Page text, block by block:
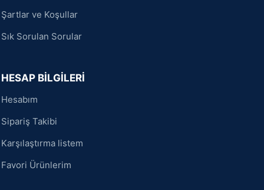
Şartlar ve Koşullar
Sık Sorulan Sorular
HESAP BİLGİLERİ
Hesabım
Sipariş Takibi
Karşılaştırma listem
Favori Ürünlerim